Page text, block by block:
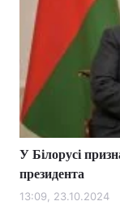
У Білорусі
президента
13:09, 23.10.2024